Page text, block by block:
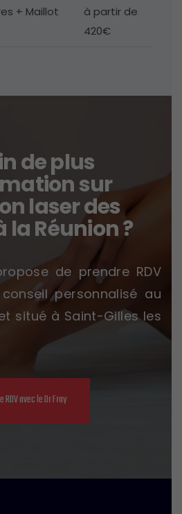
+ Maillot
à partir de
420€
de plus
sur
laser des
la Réunion ?
de prendre RDV
personnalisé au
situé à Saint-Gilles les
RDV avec le Dr Fray